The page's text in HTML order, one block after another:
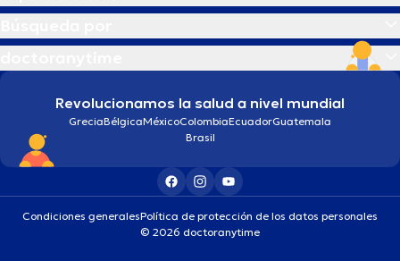
Revolucionamos la salud a nivel mundial
GreciaBélgicaMéxicoColombiaEcuadorGuatemala
Brasil
Condiciones generalesPolítica de protección de los datos personales
© 2026 doctoranytime